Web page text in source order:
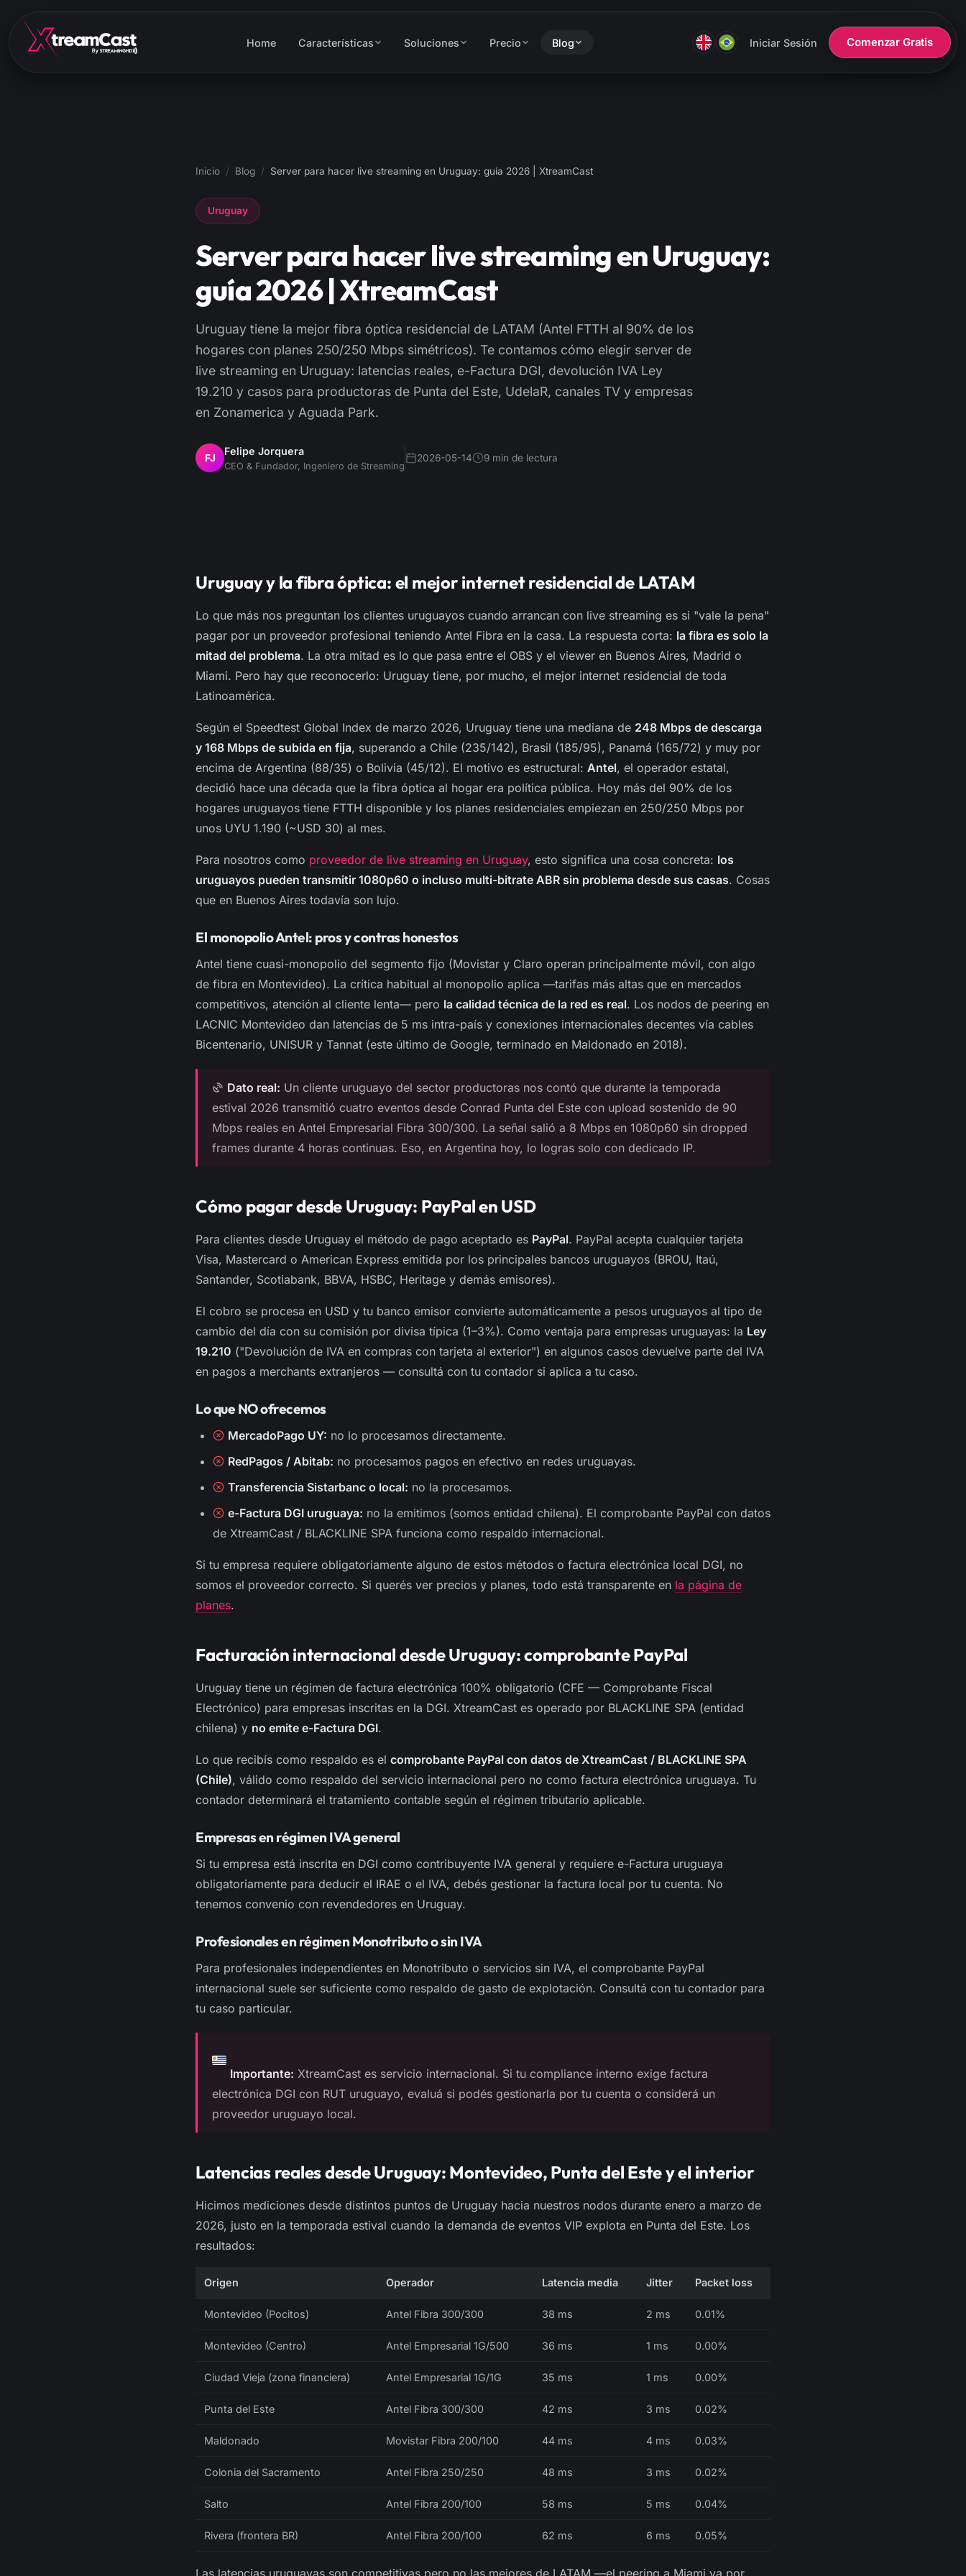
Home Características Soluciones Precio Blog Iniciar Sesión Comenzar Gratis
Inicio / Blog / Server para hacer live streaming en Uruguay: guía 2026 | XtreamCast
Uruguay
Server para hacer live streaming en Uruguay:
guía 2026 | XtreamCast
Uruguay tiene la mejor fibra óptica residencial de LATAM (Antel FTTH al 90% de los
hogares con planes 250/250 Mbps simétricos). Te contamos cómo elegir server de
live streaming en Uruguay: latencias reales, e-Factura DGI, devolución IVA Ley
19.210 y casos para productoras de Punta del Este, UdelaR, canales TV y empresas
en Zonamerica y Aguada Park.
FJ
Felipe Jorquera
CEO & Fundador, Ingeniero de Streaming
2026-05-14 9 min de lectura
Uruguay y la fibra óptica: el mejor internet residencial de LATAM
Lo que más nos preguntan los clientes uruguayos cuando arrancan con live streaming es si "vale la pena"
pagar por un proveedor profesional teniendo Antel Fibra en la casa. La respuesta corta: la fibra es solo la
mitad del problema. La otra mitad es lo que pasa entre el OBS y el viewer en Buenos Aires, Madrid o
Miami. Pero hay que reconocerlo: Uruguay tiene, por mucho, el mejor internet residencial de toda
Latinoamérica.
Según el Speedtest Global Index de marzo 2026, Uruguay tiene una mediana de 248 Mbps de descarga
y 168 Mbps de subida en fija, superando a Chile (235/142), Brasil (185/95), Panamá (165/72) y muy por
encima de Argentina (88/35) o Bolivia (45/12). El motivo es estructural: Antel, el operador estatal,
decidió hace una década que la fibra óptica al hogar era política pública. Hoy más del 90% de los
hogares uruguayos tiene FTTH disponible y los planes residenciales empiezan en 250/250 Mbps por
unos UYU 1.190 (~USD 30) al mes.
Para nosotros como proveedor de live streaming en Uruguay, esto significa una cosa concreta: los
uruguayos pueden transmitir 1080p60 o incluso multi-bitrate ABR sin problema desde sus casas. Cosas
que en Buenos Aires todavía son lujo.
El monopolio Antel: pros y contras honestos
Antel tiene cuasi-monopolio del segmento fijo (Movistar y Claro operan principalmente móvil, con algo
de fibra en Montevideo). La crítica habitual al monopolio aplica —tarifas más altas que en mercados
competitivos, atención al cliente lenta— pero la calidad técnica de la red es real. Los nodos de peering en
LACNIC Montevideo dan latencias de 5 ms intra-país y conexiones internacionales decentes vía cables
Bicentenario, UNISUR y Tannat (este último de Google, terminado en Maldonado en 2018).
Dato real: Un cliente uruguayo del sector productoras nos contó que durante la temporada
estival 2026 transmitió cuatro eventos desde Conrad Punta del Este con upload sostenido de 90
Mbps reales en Antel Empresarial Fibra 300/300. La señal salió a 8 Mbps en 1080p60 sin dropped
frames durante 4 horas continuas. Eso, en Argentina hoy, lo logras solo con dedicado IP.
Cómo pagar desde Uruguay: PayPal en USD
Para clientes desde Uruguay el método de pago aceptado es PayPal. PayPal acepta cualquier tarjeta
Visa, Mastercard o American Express emitida por los principales bancos uruguayos (BROU, Itaú,
Santander, Scotiabank, BBVA, HSBC, Heritage y demás emisores).
El cobro se procesa en USD y tu banco emisor convierte automáticamente a pesos uruguayos al tipo de
cambio del día con su comisión por divisa típica (1–3%). Como ventaja para empresas uruguayas: la Ley
19.210 ("Devolución de IVA en compras con tarjeta al exterior") en algunos casos devuelve parte del IVA
en pagos a merchants extranjeros — consultá con tu contador si aplica a tu caso.
Lo que NO ofrecemos
MercadoPago UY: no lo procesamos directamente.
RedPagos / Abitab: no procesamos pagos en efectivo en redes uruguayas.
Transferencia Sistarbanc o local: no la procesamos.
e-Factura DGI uruguaya: no la emitimos (somos entidad chilena). El comprobante PayPal con datos
de XtreamCast / BLACKLINE SPA funciona como respaldo internacional.
Si tu empresa requiere obligatoriamente alguno de estos métodos o factura electrónica local DGI, no
somos el proveedor correcto. Si querés ver precios y planes, todo está transparente en la página de
planes.
Facturación internacional desde Uruguay: comprobante PayPal
Uruguay tiene un régimen de factura electrónica 100% obligatorio (CFE — Comprobante Fiscal
Electrónico) para empresas inscritas en la DGI. XtreamCast es operado por BLACKLINE SPA (entidad
chilena) y no emite e-Factura DGI.
Lo que recibís como respaldo es el comprobante PayPal con datos de XtreamCast / BLACKLINE SPA
(Chile), válido como respaldo del servicio internacional pero no como factura electrónica uruguaya. Tu
contador determinará el tratamiento contable según el régimen tributario aplicable.
Empresas en régimen IVA general
Si tu empresa está inscrita en DGI como contribuyente IVA general y requiere e-Factura uruguaya
obligatoriamente para deducir el IRAE o el IVA, debés gestionar la factura local por tu cuenta. No
tenemos convenio con revendedores en Uruguay.
Profesionales en régimen Monotributo o sin IVA
Para profesionales independientes en Monotributo o servicios sin IVA, el comprobante PayPal
internacional suele ser suficiente como respaldo de gasto de explotación. Consultá con tu contador para
tu caso particular.
Importante: XtreamCast es servicio internacional. Si tu compliance interno exige factura
electrónica DGI con RUT uruguayo, evaluá si podés gestionarla por tu cuenta o considerá un
proveedor uruguayo local.
Latencias reales desde Uruguay: Montevideo, Punta del Este y el interior
Hicimos mediciones desde distintos puntos de Uruguay hacia nuestros nodos durante enero a marzo de
2026, justo en la temporada estival cuando la demanda de eventos VIP explota en Punta del Este. Los
resultados:
Origen Operador Latencia media Jitter Packet loss
Montevideo (Pocitos) Antel Fibra 300/300 38 ms 2 ms 0.01%
Montevideo (Centro) Antel Empresarial 1G/500 36 ms 1 ms 0.00%
Ciudad Vieja (zona financiera) Antel Empresarial 1G/1G 35 ms 1 ms 0.00%
Punta del Este Antel Fibra 300/300 42 ms 3 ms 0.02%
Maldonado Movistar Fibra 200/100 44 ms 4 ms 0.03%
Colonia del Sacramento Antel Fibra 250/250 48 ms 3 ms 0.02%
Salto Antel Fibra 200/100 58 ms 5 ms 0.04%
Rivera (frontera BR) Antel Fibra 200/100 62 ms 6 ms 0.05%
Las latencias uruguayas son competitivas pero no las mejores de LATAM —el peering a Miami va por